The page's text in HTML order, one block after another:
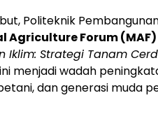
Politeknik
Agriculture Forum (MAF)
Iklim: Strategi Tanam
menjadi wadah
dan generasi muda